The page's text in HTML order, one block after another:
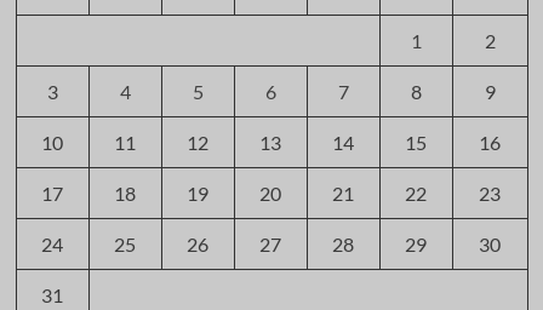
1 2
3 4 5 6 7 8 9
10 11 12 13 14 15 16
17 18 19 20 21 22 23
24 25 26 27 28 29 30
31